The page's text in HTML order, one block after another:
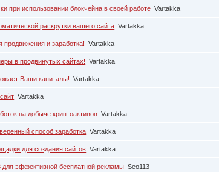
при использовании блокчейна в своей работе Vartakka
раскрутки вашего сайта Vartakka
продвижения и заработка! Vartakka
в продвинутых сайтах! Vartakka
Ваши капиталы! Vartakka
Vartakka
на добыче криптоактивов Vartakka
способ заработка Vartakka
для создания сайтов Vartakka
эффективной бесплатной рекламы Seo113